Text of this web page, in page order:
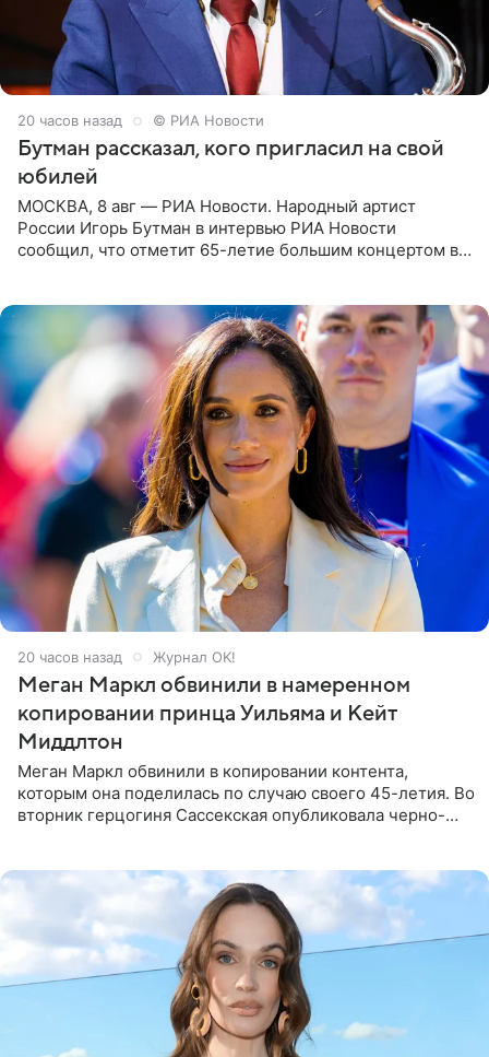
20 часов назад © РИА Новости
Бутман рассказал, кого пригласил на свой
юбилей
МОСКВА, 8 авг — РИА Новости. Народный артист
России Игорь Бутман в интервью РИА Новости
сообщил, что отметит 65-летие большим концертом в
20 часов назад Журнал OK!
Меган Маркл обвинили в намеренном
копировании принца Уильяма и Кейт
Миддлтон
Меган Маркл обвинили в копировании контента,
которым она поделилась по случаю своего 45-летия. Во
вторник герцогиня Сассекская опубликовала черно-